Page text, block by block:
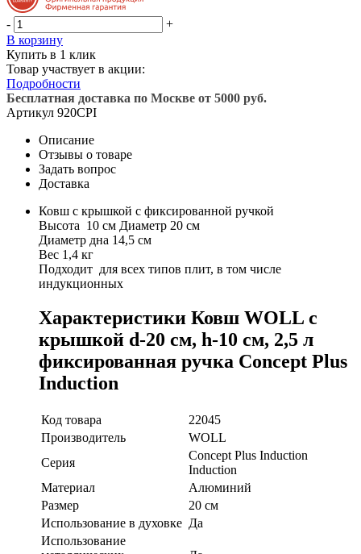
-
+
В корзину
Купить в 1 клик
Товар участвует в акции:
Подробности
Бесплатная доставка по Москве от 5000 руб.
Артикул 920CPI
Описание
Отзывы о товаре
Задать вопрос
Доставка
Ковш с крышкой с фиксированной ручкой
Высота 10 см Диаметр 20 см
Диаметр дна 14,5 см
Вес 1,4 кг
Подходит для всех типов плит, в том числе
индукционных
Характеристики Ковш WOLL с
крышкой d-20 см, h-10 см, 2,5 л
фиксированная ручка Concept Plus
Induction
Код товара
22045
Производитель
WOLL
Серия
Concept Plus Induction
Induction
Материал
Алюминий
Размер
20 см
Использование в духовке Да
Использование